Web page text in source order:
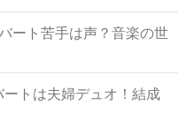
ート苦手は声？音楽の世
ートは夫婦デュオ！結成